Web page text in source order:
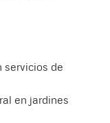
servicios de
en jardines